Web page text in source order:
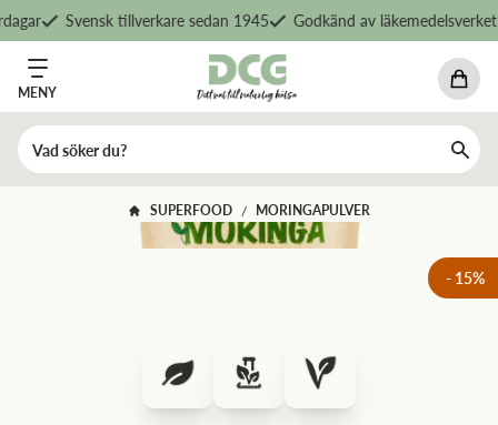
Svensk tillverkare sedan 1945 Godkänd av läkemedelsverket
MENY
SUPERFOOD / MORINGAPULVER
- 15%